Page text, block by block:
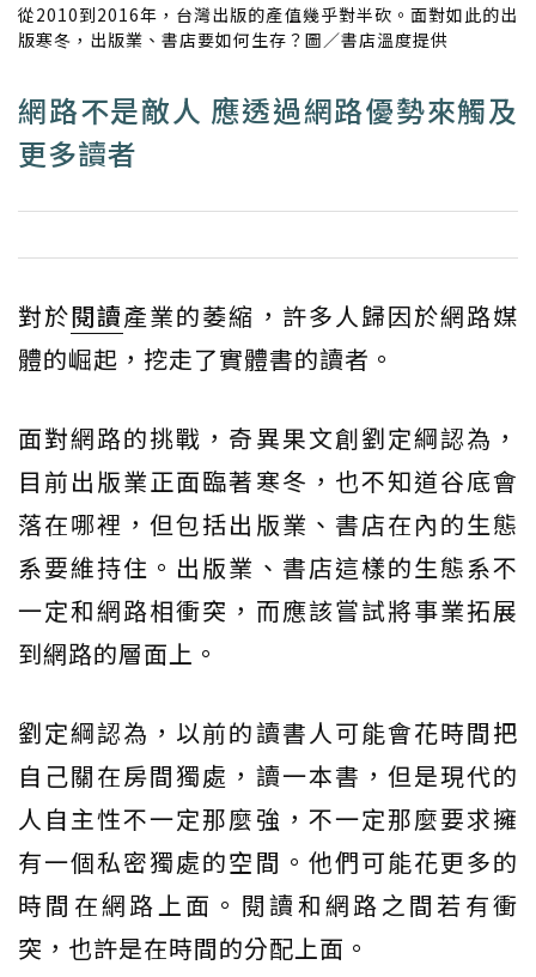
從2010到2016年，台灣出版的產值幾乎對半砍。面對如此的出
版寒冬，出版業、書店要如何生存？圖／書店溫度提供
網路不是敵人 應透過網路優勢來觸及
更多讀者
對於閱讀產業的萎縮，許多人歸因於網路媒
體的崛起，挖走了實體書的讀者。
面對網路的挑戰，奇異果文創劉定綱認為，
目前出版業正面臨著寒冬，也不知道谷底會
落在哪裡，但包括出版業、書店在內的生態
系要維持住。出版業、書店這樣的生態系不
一定和網路相衝突，而應該嘗試將事業拓展
到網路的層面上。
劉定綱認為，以前的讀書人可能會花時間把
自己關在房間獨處，讀一本書，但是現代的
人自主性不一定那麼強，不一定那麼要求擁
有一個私密獨處的空間。他們可能花更多的
時間在網路上面。閱讀和網路之間若有衝
突，也許是在時間的分配上面。